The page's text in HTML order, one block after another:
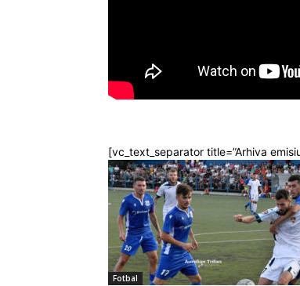
[vc_text_separator title=”Arhiva
Fotbal